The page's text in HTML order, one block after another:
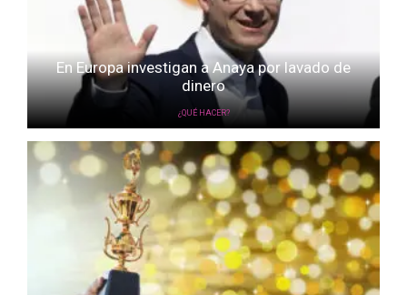
En Europa investigan a Anaya por lavado de
dinero
¿QUÉ HACER?